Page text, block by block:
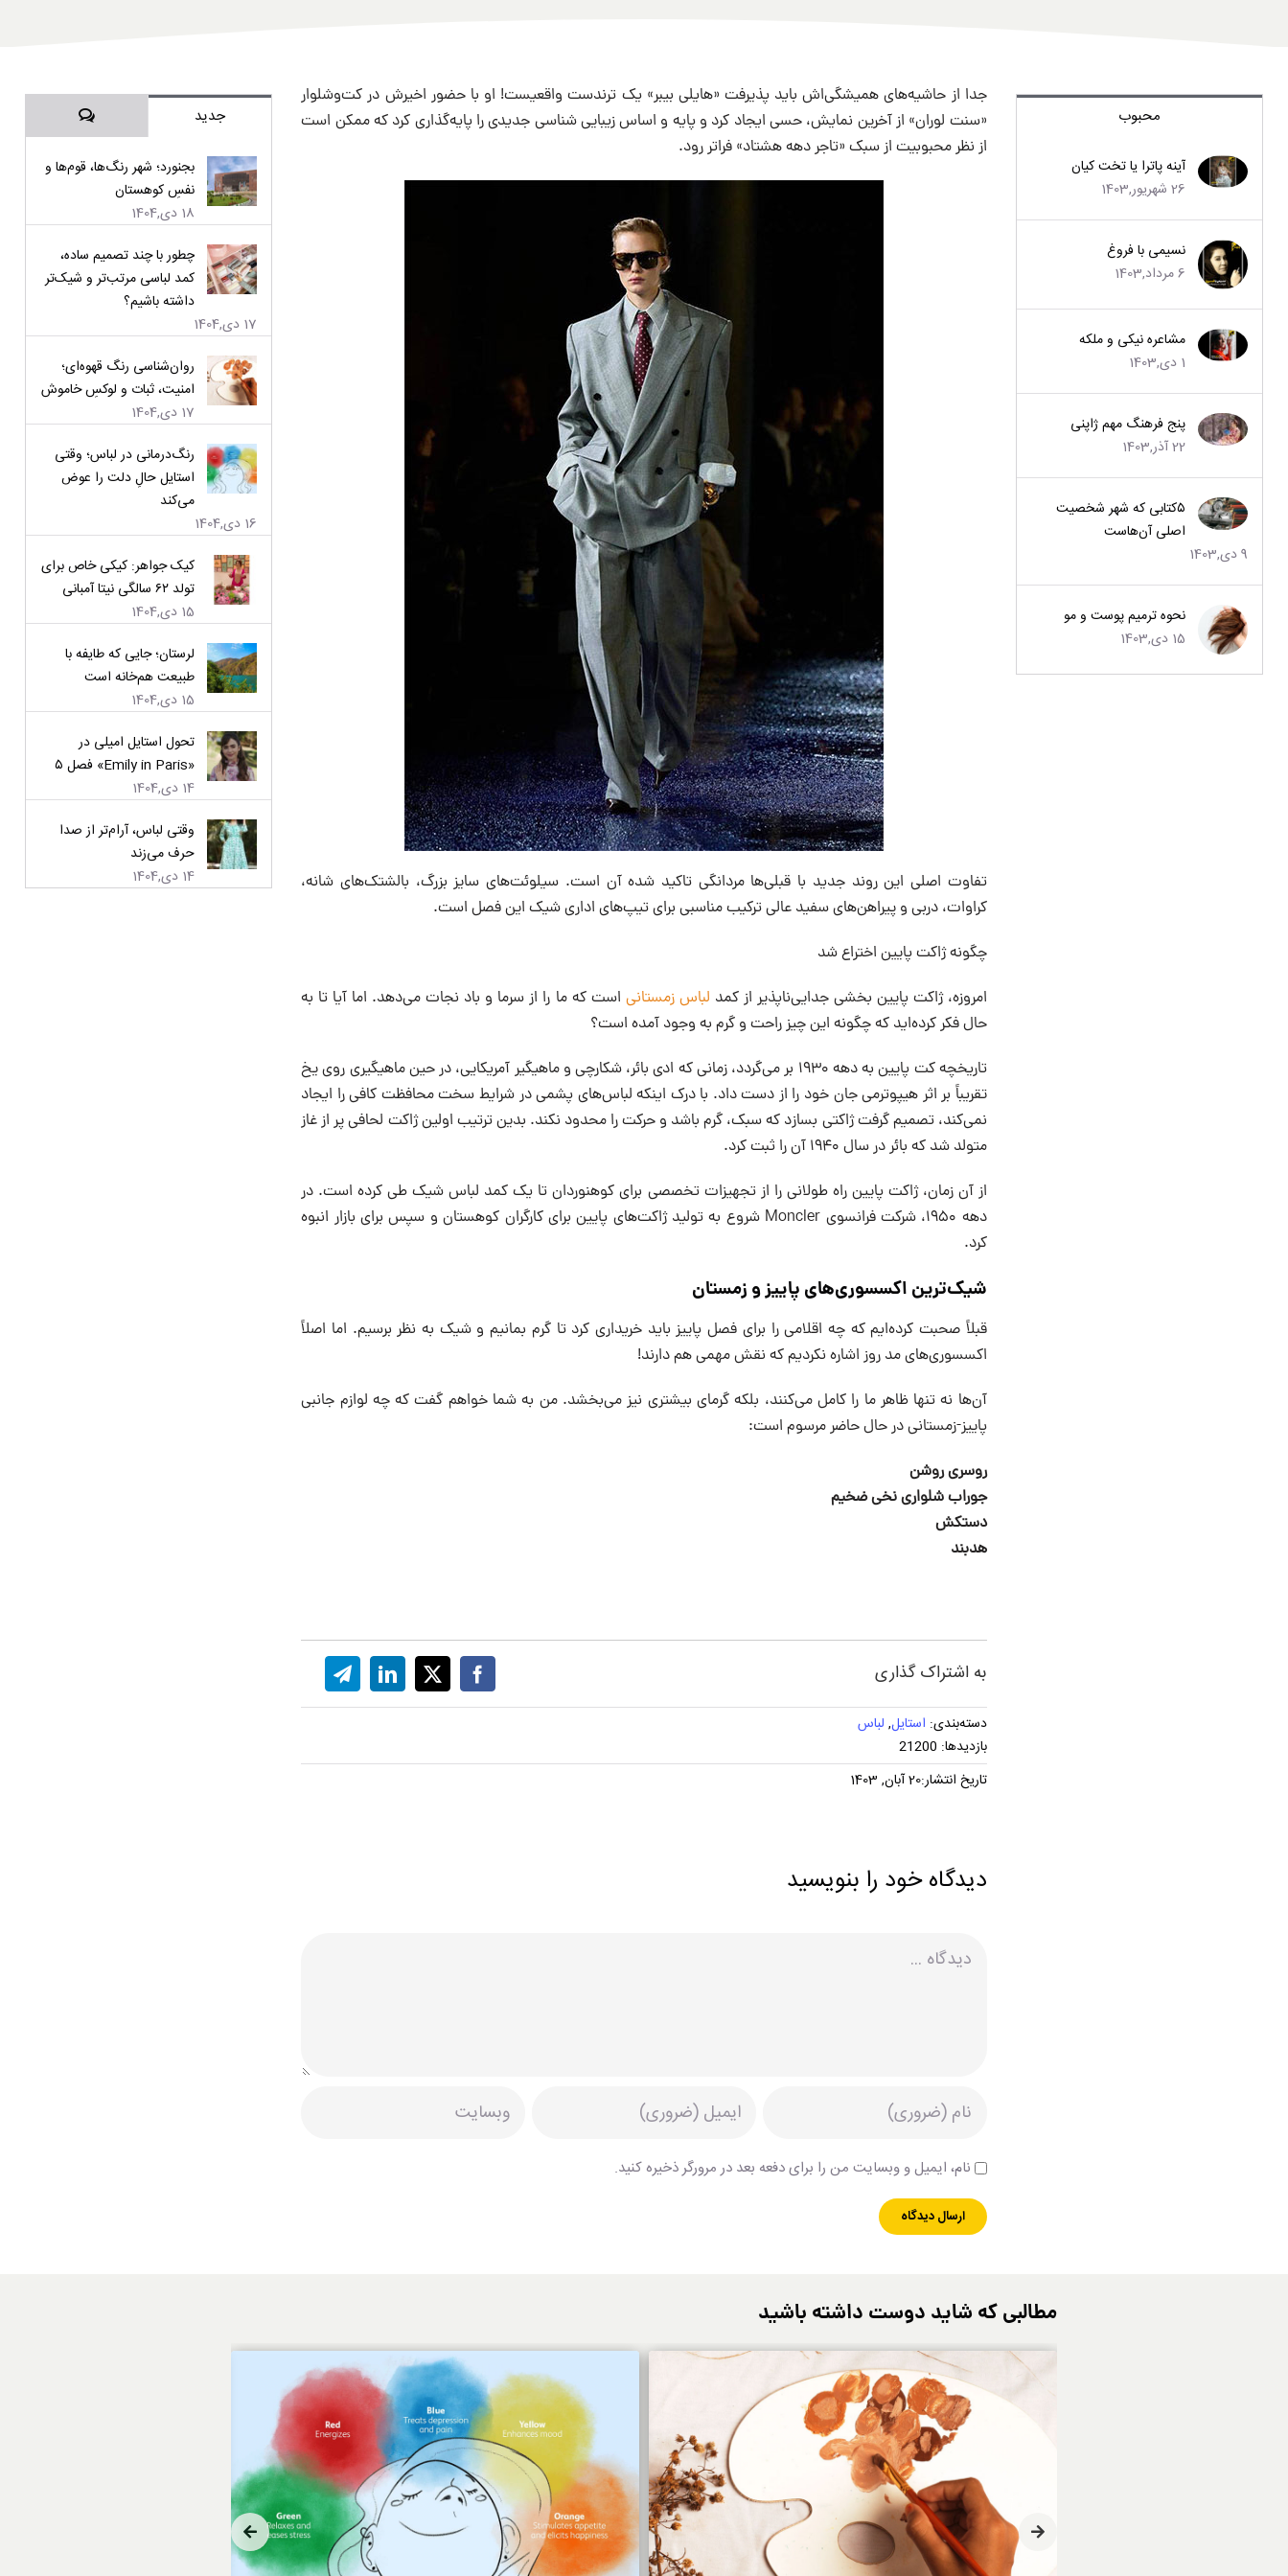
محبوب
آینه پاترا یا تخت کیان
26 شهریور,1403
نسیمی با فروغ
6 مرداد,1403
مشاعره نیکی و ملکه
1 دی,1403
پنج فرهنگ مهم ژاپنی
22 آذر,1403
۵کتابی که شهر شخصیت
اصلی آن‌هاست
9 دی,1403
نحوه ترمیم پوست و مو
15 دی,1403
جدا از حاشیه‌های همیشگی‌اش باید پذیرفت «هایلی بیبر» یک ترندست واقعیست! او با حضور اخیرش در کت‌وشلوار
«سنت لوران» از آخرین نمایش، حسی ایجاد کرد و پایه و اساس زیبایی شناسی جدیدی را پایه‌گذاری کرد که ممکن است
از نظر محبوبیت از سبک «تاجر دهه هشتاد» فراتر رود.
تفاوت اصلی این روند جدید با قبلی‌ها مردانگی تاکید شده آن است. سیلوئت‌های سایز بزرگ، بالشتک‌های شانه،
کراوات، دربی و پیراهن‌های سفید عالی ترکیب مناسبی برای تیپ‌های اداری شیک این فصل است.
چگونه ژاکت پایین اختراع شد
امروزه، ژاکت پایین بخشی جدایی‌ناپذیر از کمد لباس زمستانی است که ما را از سرما و باد نجات می‌دهد. اما آیا تا به
حال فکر کرده‌اید که چگونه این چیز راحت و گرم به وجود آمده است؟
تاریخچه کت پایین به دهه ۱۹۳۰ بر می‌گردد، زمانی که ادی بائر، شکارچی و ماهیگیر آمریکایی، در حین ماهیگیری روی یخ
تقریباً بر اثر هیپوترمی جان خود را از دست داد. با درک اینکه لباس‌های پشمی در شرایط سخت محافظت کافی را ایجاد
نمی‌کند، تصمیم گرفت ژاکتی بسازد که سبک، گرم باشد و حرکت را محدود نکند. بدین ترتیب اولین ژاکت لحافی پر از غاز
متولد شد که بائر در سال ۱۹۴۰ آن را ثبت کرد.
از آن زمان، ژاکت پایین راه طولانی را از تجهیزات تخصصی برای کوهنوردان تا یک کمد لباس شیک طی کرده است. در
دهه ۱۹۵۰، شرکت فرانسوی Moncler شروع به تولید ژاکت‌های پایین برای کارگران کوهستان و سپس برای بازار انبوه
کرد.
شیک‌ترین اکسسوری‌های پاییز و زمستان
قبلاً صحبت کرده‌ایم که چه اقلامی را برای فصل پاییز باید خریداری کرد تا گرم بمانیم و شیک به نظر برسیم. اما اصلاً
اکسسوری‌های مد روز اشاره نکردیم که نقش مهمی هم دارند!
آن‌ها نه تنها ظاهر ما را کامل می‌کنند، بلکه گرمای بیشتری نیز می‌بخشد. من به شما خواهم گفت که چه لوازم جانبی
پاییز-زمستانی در حال حاضر مرسوم است:
روسری روشن
جوراب شلواری نخی ضخیم
دستکش
هدبند
به اشتراک گذاری
دسته‌بندی: استایل, لباس
بازدیدها: 21200
تاریخ انتشار:20 آبان, 1403
دیدگاه خود را بنویسید
نام، ایمیل و وبسایت من را برای دفعه بعد در مرورگر ذخیره کنید.
جدید دیدگاه‌ها
بجنورد؛ شهر رنگ‌ها، قوم‌ها و
نفسِ کوهستان
18 دی,1404
چطور با چند تصمیم ساده،
کمد لباسی مرتب‌تر و شیک‌تر
داشته باشیم؟
17 دی,1404
روان‌شناسی رنگ قهوه‌ای؛
امنیت، ثبات و لوکسِ خاموش
17 دی,1404
رنگ‌درمانی در لباس؛ وقتی
استایل حالِ دلت را عوض
می‌کند
16 دی,1404
کیک جواهر: کیکی خاص برای
تولد ۶۲ سالگی نیتا آمبانی
15 دی,1404
لرستان؛ جایی که طایفه با
طبیعت هم‌خانه است
15 دی,1404
تحول استایل امیلی در
«Emily in Paris» فصل ۵
14 دی,1404
وقتی لباس، آرام‌تر از صدا
حرف می‌زند
14 دی,1404
مطالبی که شاید دوست داشته باشید